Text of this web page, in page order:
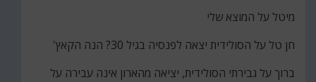
מיטל על המוצא שלי
חן טל על הסולידית יצאה לפנסיה בגיל 30? הנה הקאץ'
ברוך על גבירתי הסולידית, יציאה מהארון אינה עבירה על